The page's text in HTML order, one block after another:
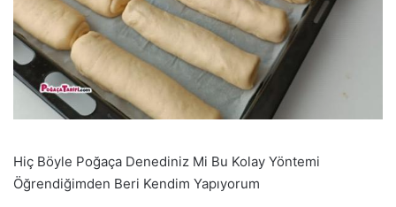
Hiç Böyle Poğaça Denediniz Mi Bu Kolay Yöntemi
Öğrendiğimden Beri Kendim Yapıyorum